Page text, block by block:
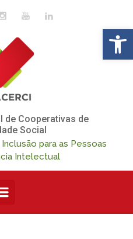
de Cooperativas de
Social
para as Pessoas
Intelectual